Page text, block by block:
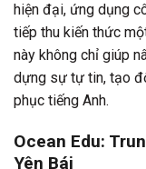
hiện đại, ứng dụng
tiếp thu kiến thức
này không chỉ giúp
dựng sự tự tin, tạo
phục tiếng Anh.
Ocean Edu:
Yên Bái